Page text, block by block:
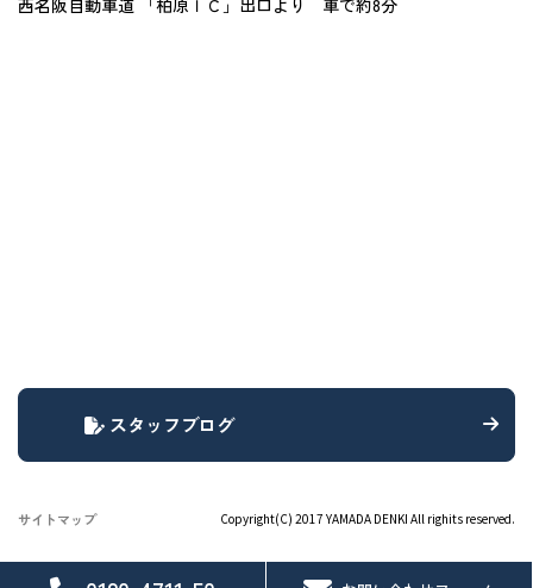
西名阪自動車道 「柏原ＩＣ」出口より 車で約8分
スタッフブログ
サイトマップ Copyright(C) 2017 YAMADA DENKI All righits reserved.